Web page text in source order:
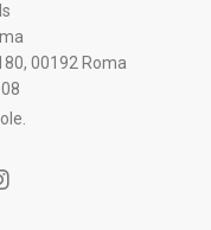
00192 Roma